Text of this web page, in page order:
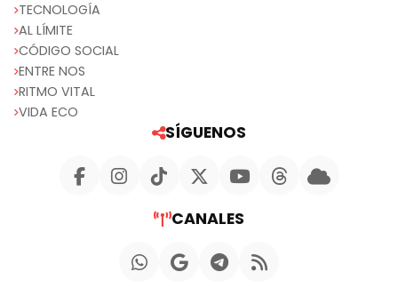
TECNOLOGÍA
AL LÍMITE
CÓDIGO SOCIAL
ENTRE NOS
RITMO VITAL
VIDA ECO
SÍGUENOS
CANALES